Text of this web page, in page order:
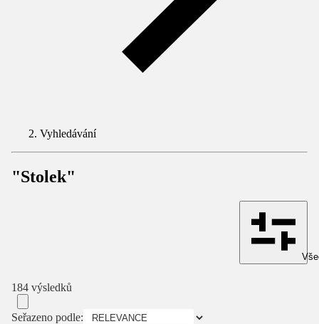
Vyhledávání
"Stolek"
184 výsledků
Seřazeno podle: